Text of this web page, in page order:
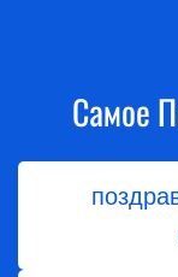
Самое